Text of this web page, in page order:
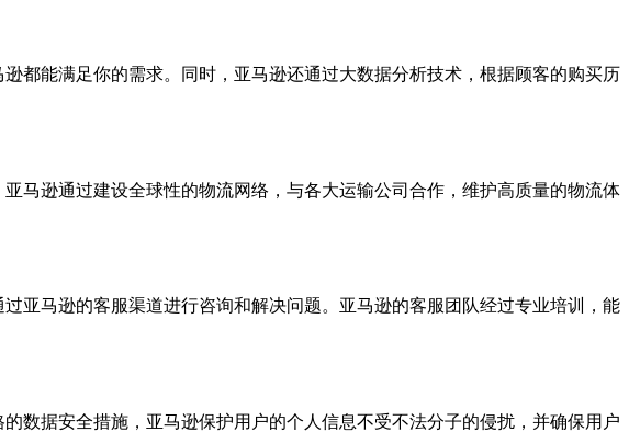
都能满足你的需求。同时，亚马逊还通过大数据分析技术，根据顾客的购买历
马逊通过建设全球性的物流网络，与各大运输公司合作，维护高质量的物流体
亚马逊的客服渠道进行咨询和解决问题。亚马逊的客服团队经过专业培训，能
数据安全措施，亚马逊保护用户的个人信息不受不法分子的侵扰，并确保用户